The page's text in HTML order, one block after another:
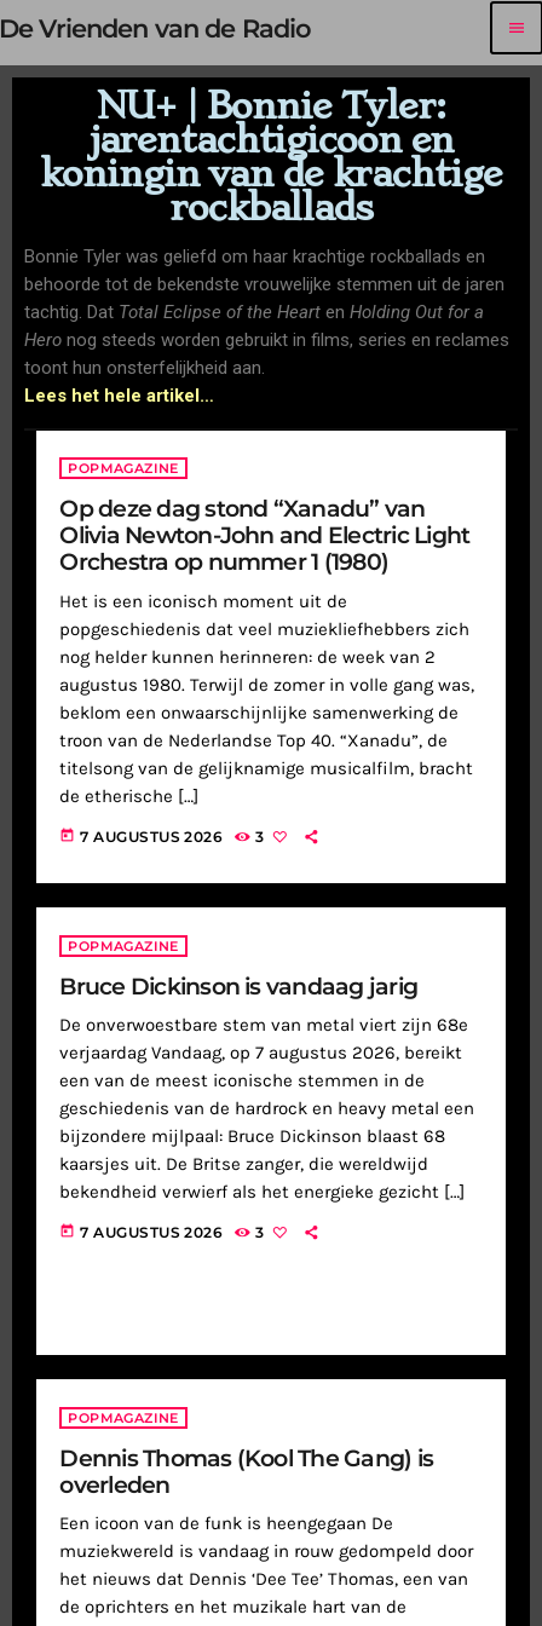
De Vrienden van de Radio menu
NU+ | Bonnie Tyler:
jarentachtigicoon en
koningin van de krachtige
rockballads
Bonnie Tyler was geliefd om haar krachtige rockballads en
behoorde tot de bekendste vrouwelijke stemmen uit de jaren
tachtig. Dat Total Eclipse of the Heart en Holding Out for a
Hero nog steeds worden gebruikt in films, series en reclames
toont hun onsterfelijkheid aan.
Lees het hele artikel…
POPMAGAZINE
Op deze dag stond “Xanadu” van
Olivia Newton-John and Electric Light
Orchestra op nummer 1 (1980)
Het is een iconisch moment uit de
popgeschiedenis dat veel muziekliefhebbers zich
nog helder kunnen herinneren: de week van 2
augustus 1980. Terwijl de zomer in volle gang was,
beklom een onwaarschijnlijke samenwerking de
troon van de Nederlandse Top 40. “Xanadu”, de
titelsong van de gelijknamige musicalfilm, bracht
de etherische […]
today 7 AUGUSTUS 2026 3
POPMAGAZINE
Bruce Dickinson is vandaag jarig
De onverwoestbare stem van metal viert zijn 68e
verjaardag Vandaag, op 7 augustus 2026, bereikt
een van de meest iconische stemmen in de
geschiedenis van de hardrock en heavy metal een
bijzondere mijlpaal: Bruce Dickinson blaast 68
kaarsjes uit. De Britse zanger, die wereldwijd
bekendheid verwierf als het energieke gezicht […]
today 7 AUGUSTUS 2026 3
POPMAGAZINE
Dennis Thomas (Kool The Gang) is
overleden
Een icoon van de funk is heengegaan De
muziekwereld is vandaag in rouw gedompeld door
het nieuws dat Dennis ‘Dee Tee’ Thomas, een van
de oprichters en het muzikale hart van de